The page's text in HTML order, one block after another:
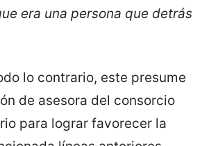
era una persona que detrás
lo contrario, este presume
de asesora del consorcio
para lograr favorecer la